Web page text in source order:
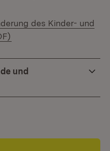
des Kinder- und
und